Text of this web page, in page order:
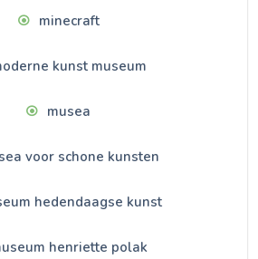
minecraft
kunst museum
musea
voor schone kunsten
hedendaagse kunst
henriette polak